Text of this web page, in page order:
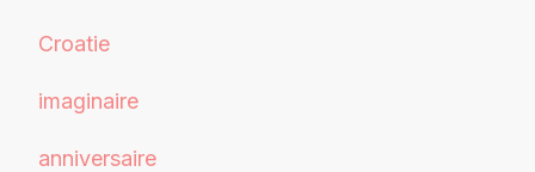
Croatie
imaginaire
anniversaire